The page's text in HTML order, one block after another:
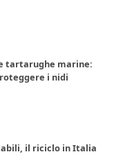
tartarughe marine:
i nidi
il riciclo in Italia